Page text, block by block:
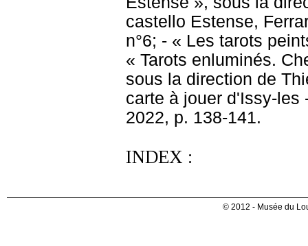
castello Estense,
n°6; - « Les tarots
« Tarots enluminés.
sous la direction de
carte à jouer d'Issy-les
2022, p. 138-141.
INDEX :
© 2012 - Musée du